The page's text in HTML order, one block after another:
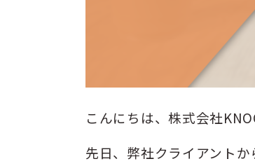
こんにちは、株式会社
先日、弊社クライアントか